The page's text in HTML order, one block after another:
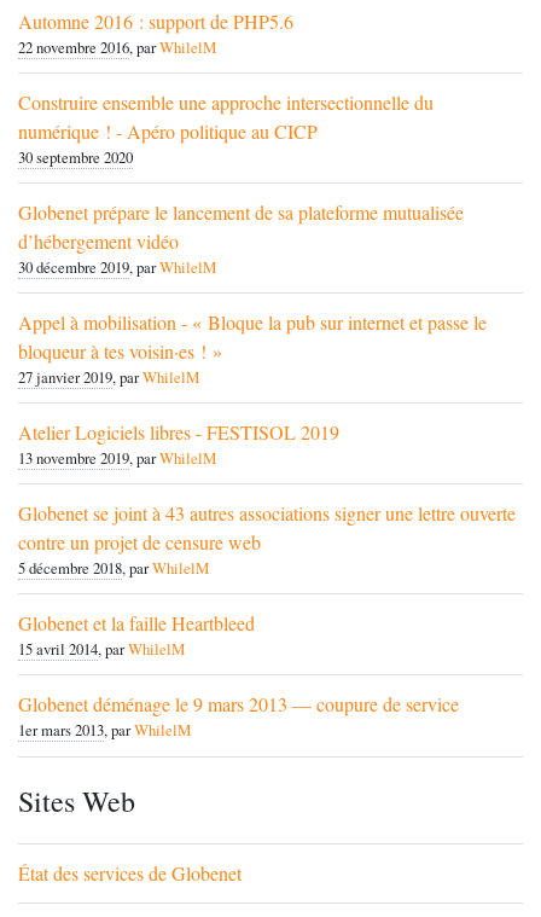
Automne 2016 : support de PHP5.6
22 novembre 2016, parWhilelM
Construire ensemble une approche intersectionnelle du
numérique ! - Apéro politique au CICP
30 septembre 2020
Globenet prépare le lancement de sa plateforme mutualisée
d’hébergement vidéo
30 décembre 2019, parWhilelM
Appel à mobilisation - « Bloque la pub sur internet et passe le
bloqueur à tes voisin·es ! »
27 janvier 2019, parWhilelM
Atelier Logiciels libres - FESTISOL 2019
13 novembre 2019, parWhilelM
Globenet se joint à 43 autres associations signer une lettre ouverte
contre un projet de censure web
5 décembre 2018, parWhilelM
Globenet et la faille Heartbleed
15 avril 2014, parWhilelM
Globenet déménage le 9 mars 2013 — coupure de service
1er mars 2013, parWhilelM
Sites Web
État des services de Globenet